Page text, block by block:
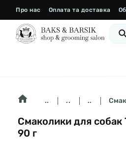
Про нас Оплата та доставка
.. .. ..
Смаколики для собак
90 г